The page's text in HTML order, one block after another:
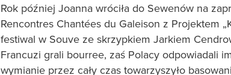
Rok później Joanna wróciła do Sewenów na
Rencontres Chantées du Galeison z Projektem
festiwal w Souve ze skrzypkiem Jarkiem
Francuzi grali bourree, zaś Polacy odpowiadali
wymianie przez cały czas towarzyszyło